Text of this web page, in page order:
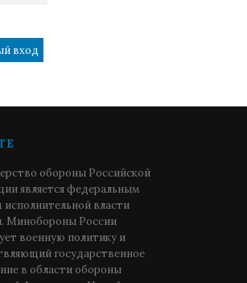
обороны Российской
является федеральным
исполнительной власти
Минобороны России
военную политику и
государственное
в области обороны